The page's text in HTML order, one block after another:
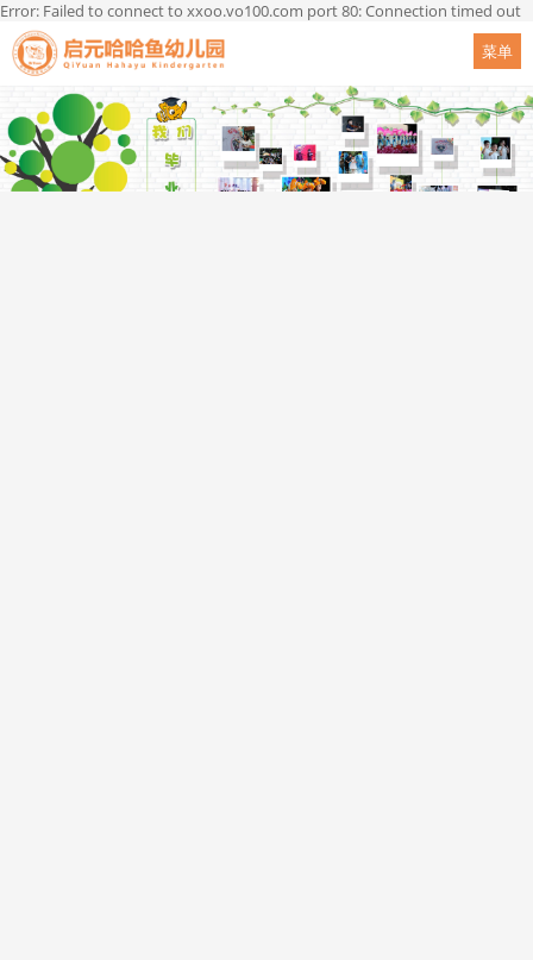
Error: Failed to connect to xxoo.vo100.com port 80: Connection timed out
菜单